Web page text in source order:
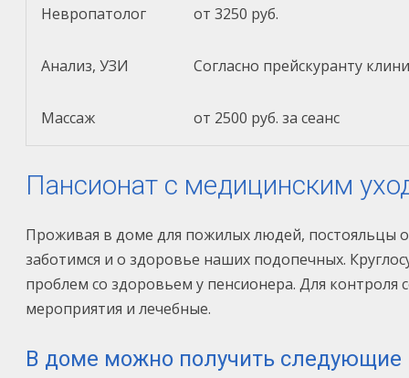
Невропатолог от 3250 руб.
Анализ, УЗИ Согласно прейскуранту
Массаж от 2500 руб. за сеанс
Пансионат с медицинским
Проживая в доме для пожилых людей, постояльцы
заботимся и о здоровье наших подопечных.
проблем со здоровьем у пенсионера. Для
мероприятия и лечебные.
В доме можно получить следующие